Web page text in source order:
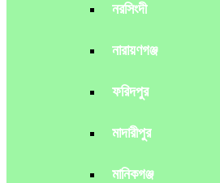
নরসিংদী
নারায়ণগঞ্জ
ফরিদপুর
মাদারীপুর
মানিকগঞ্জ